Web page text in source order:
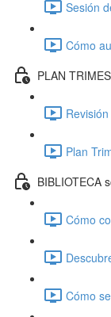
Sesión
Cómo
PLAN
Plan
BIBLIOTECA
Cómo
Cómo